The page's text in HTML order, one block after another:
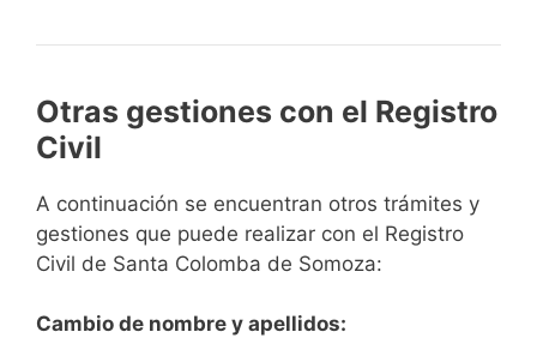
Otras gestiones con el Registro
Civil
A continuación se encuentran otros trámites y
gestiones que puede realizar con el Registro
Civil de Santa Colomba de Somoza:
Cambio de nombre y apellidos: